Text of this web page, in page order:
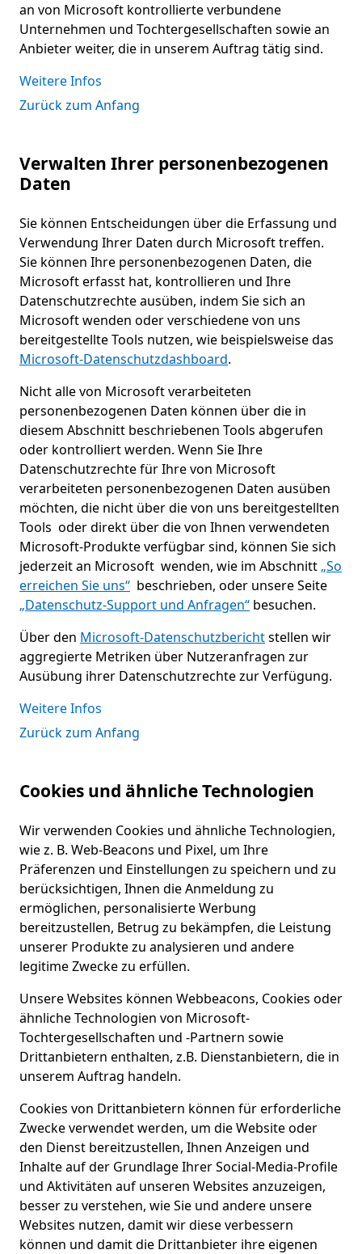
an von Microsoft kontrollierte verbundene
Unternehmen und Tochtergesellschaften sowie an
Anbieter weiter, die in unserem Auftrag tätig sind.
Weitere Infos
Zurück zum Anfang
Verwalten Ihrer personenbezogenen
Daten
Sie können Entscheidungen über die Erfassung und
Verwendung Ihrer Daten durch Microsoft treffen.
Sie können Ihre personenbezogenen Daten, die
Microsoft erfasst hat, kontrollieren und Ihre
Datenschutzrechte ausüben, indem Sie sich an
Microsoft wenden oder verschiedene von uns
bereitgestellte Tools nutzen, wie beispielsweise das
Microsoft-Datenschutzdashboard.
Nicht alle von Microsoft verarbeiteten
personenbezogenen Daten können über die in
diesem Abschnitt beschriebenen Tools abgerufen
oder kontrolliert werden. Wenn Sie Ihre
Datenschutzrechte für Ihre von Microsoft
verarbeiteten personenbezogenen Daten ausüben
möchten, die nicht über die von uns bereitgestellten
Tools oder direkt über die von Ihnen verwendeten
Microsoft-Produkte verfügbar sind, können Sie sich
jederzeit an Microsoft wenden, wie im Abschnitt „So
erreichen Sie uns“ beschrieben, oder unsere Seite
„Datenschutz-Support und Anfragen“ besuchen.
Über den Microsoft-Datenschutzberichtstellen wir
aggregierte Metriken über Nutzeranfragen zur
Ausübung ihrer Datenschutzrechte zur Verfügung.
Weitere Infos
Zurück zum Anfang
Cookies und ähnliche Technologien
Wir verwenden Cookies und ähnliche Technologien,
wie z. B. Web-Beacons und Pixel, um Ihre
Präferenzen und Einstellungen zu speichern und zu
berücksichtigen, Ihnen die Anmeldung zu
ermöglichen, personalisierte Werbung
bereitzustellen, Betrug zu bekämpfen, die Leistung
unserer Produkte zu analysieren und andere
legitime Zwecke zu erfüllen.
Unsere Websites können Webbeacons, Cookies oder
ähnliche Technologien von Microsoft-
Tochtergesellschaften und -Partnern sowie
Drittanbietern enthalten, z.B. Dienstanbietern, die in
unserem Auftrag handeln.
Cookies von Drittanbietern können für erforderliche
Zwecke verwendet werden, um die Website oder
den Dienst bereitzustellen, Ihnen Anzeigen und
Inhalte auf der Grundlage Ihrer Social-Media-Profile
und Aktivitäten auf unseren Websites anzuzeigen,
besser zu verstehen, wie Sie und andere unsere
Websites nutzen, damit wir diese verbessern
können und damit die Drittanbieter ihre eigenen